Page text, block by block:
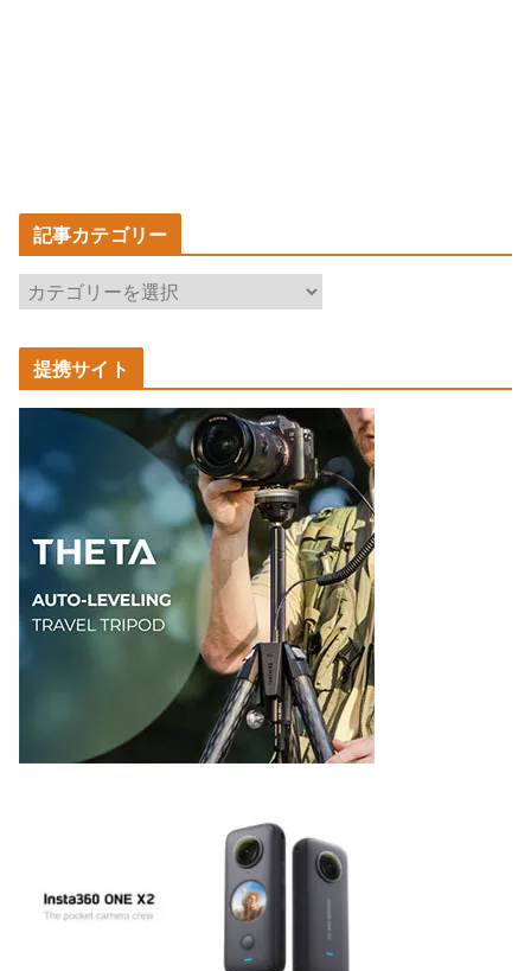
記事カテゴリー
記
事
カ
テ
ゴ
ー
提携サイト